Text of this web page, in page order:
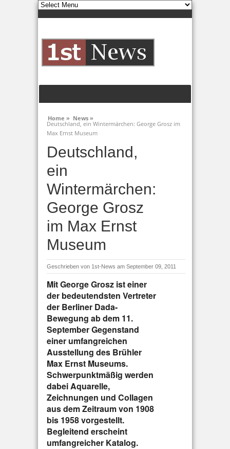
Home » News »
Deutschland, ein Wintermärchen: George Grosz im
Max Ernst Museum
Deutschland,
ein
Wintermärchen:
George Grosz
im Max Ernst
Museum
Geschrieben von 1st-News am September 09, 2011
Mit George Grosz ist einer
der bedeutendsten Vertreter
der Berliner Dada-
Bewegung ab dem 11.
September Gegenstand
einer umfangreichen
Ausstellung des Brühler
Max Ernst Museums.
Schwerpunktmäßig werden
dabei Aquarelle,
Zeichnungen und Collagen
aus dem Zeitraum von 1908
bis 1958 vorgestellt.
Begleitend erscheint
umfangreicher Katalog.